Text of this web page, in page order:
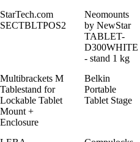
StarTech.com
SECTBLTPOS2
Neomounts
by NewStar
TABLET-
D300WHITE
- stand 1 kg
Multibrackets M
Tablestand for
Lockable Tablet
Mount +
Enclosure
Belkin
Portable
Tablet Stage